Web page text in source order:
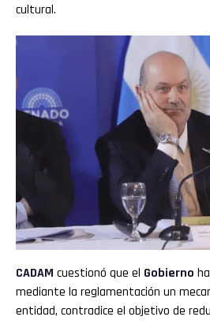
cultural.
CADAM cuestionó que el Gobierno
mediante la reglamentación un
entidad, contradice el objetivo de